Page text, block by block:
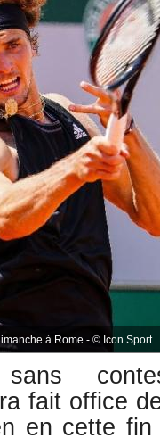
à Rome - © Icon Sport
fait office
en cette